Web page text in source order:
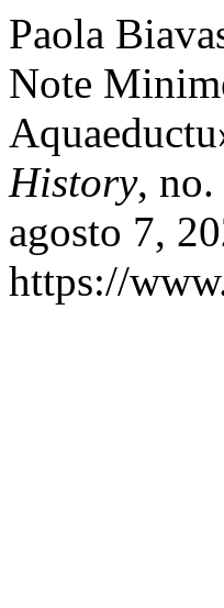
Paola
Note
History,
agosto 7,
https://